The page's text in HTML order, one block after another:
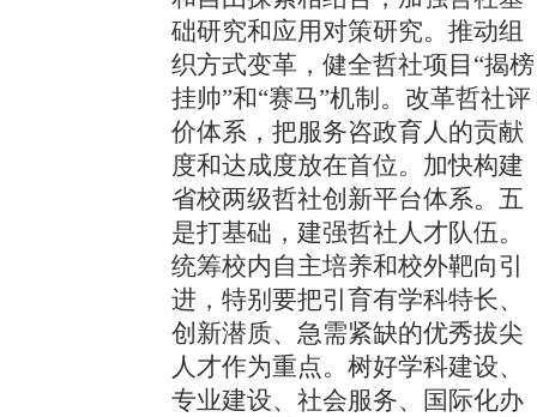
础研究和应用对策研究。推动组
织方式变革，健全哲社项目“揭榜
挂帅”和“赛马”机制。改革哲社评
价体系，把服务咨政育人的贡献
度和达成度放在首位。加快构建
省校两级哲社创新平台体系。五
是打基础，建强哲社人才队伍。
统筹校内自主培养和校外靶向引
进，特别要把引育有学科特长、
创新潜质、急需紧缺的优秀拔尖
人才作为重点。树好学科建设、
专业建设、社会服务、国际化办